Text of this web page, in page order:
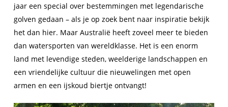
jaar een special over bestemmingen met legendarische
golven gedaan – als je op zoek bent naar inspiratie bekijk
het dan hier. Maar Australië heeft zoveel meer te bieden
dan watersporten van wereldklasse. Het is een enorm
land met levendige steden, weelderige landschappen en
een vriendelijke cultuur die nieuwelingen met open
armen en een ijskoud biertje ontvangt!